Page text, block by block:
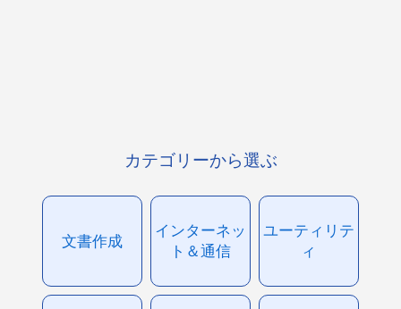
カテゴリーから選ぶ
文書作成
インターネッ
ト＆通信
ユーティリテ
ィ